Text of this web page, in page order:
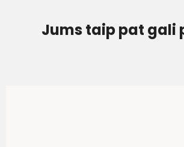
Jums taip pat gali